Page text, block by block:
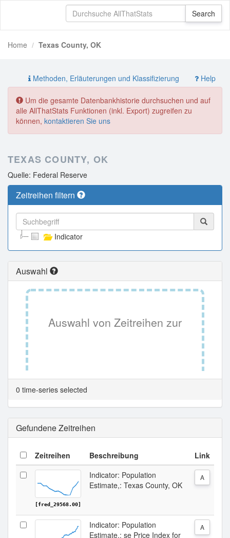
Home Texas County, OK
Methoden, Erläuterungen und Klassifizierung Help
Um die gesamte Datenbankhistorie durchsuchen und auf
alle AllThatStats Funktionen (inkl. Export) zugreifen zu
können, kontaktieren Sie uns
TEXAS COUNTY, OK
Quelle: Federal Reserve
Zeitreihen filtern
Indicator
Auswahl
Auswahl von Zeitreihen zur
Tabellenansicht.
0 time-series selected
Gefundene Zeitreihen
Zeitreihen Beschreibung Link
[fred_29568.00]
Indicator: Population
Estimate,: Texas County, OK
A
Indicator: Population
Estimate,: se Price Index for
A